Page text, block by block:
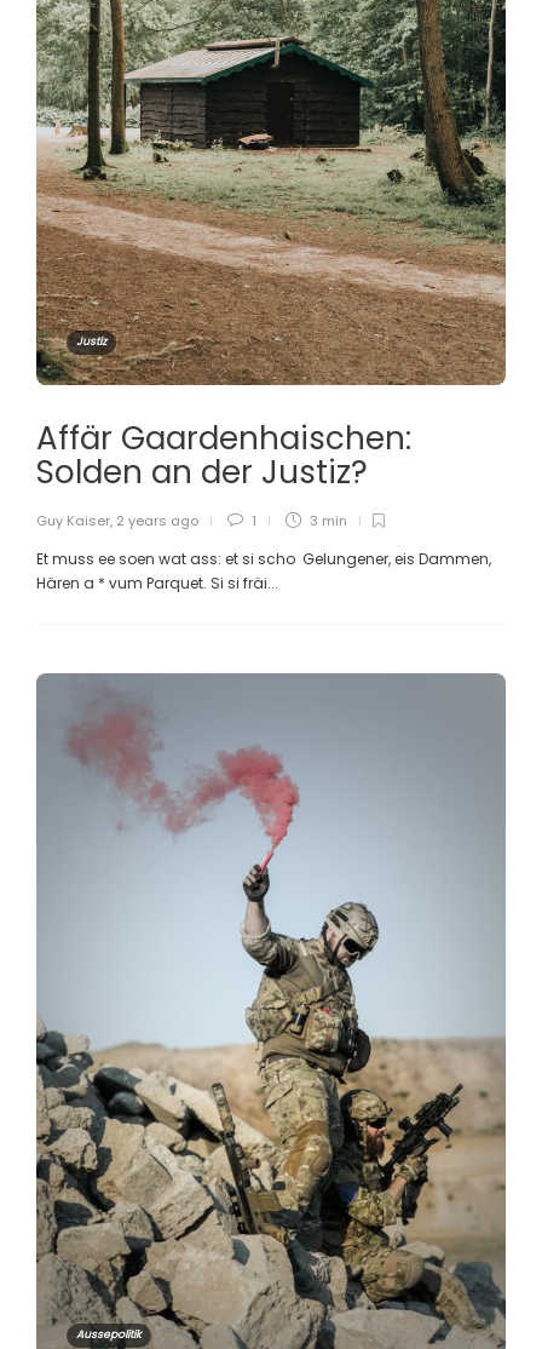
Justiz
Affär Gaardenhaischen:
Solden an der Justiz?
Guy Kaiser, 2 years ago 1 3 min
Et muss ee soen wat ass: et si scho Gelungener, eis Dammen,
Hären a * vum Parquet. Si si fräi...
Aussepolitik